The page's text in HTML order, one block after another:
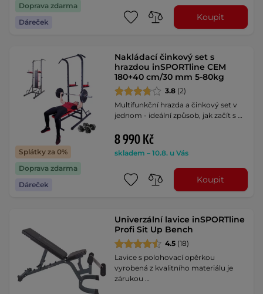
Doprava zdarma
Dáreček
Koupit
Splátky za 0%
Doprava zdarma
Dáreček
Nakládací činkový set s
hrazdou inSPORTline CEM
180+40 cm/30 mm 5-80kg
3.8 (2)
Multifunkční hrazda a činkový set v
jednom - ideální způsob, jak začít s …
8 990 Kč
skladem – 10.8. u Vás
Koupit
Univerzální lavice inSPORTline
Profi Sit Up Bench
4.5 (18)
Lavice s polohovací opěrkou
vyrobená z kvalitního materiálu je
zárukou …